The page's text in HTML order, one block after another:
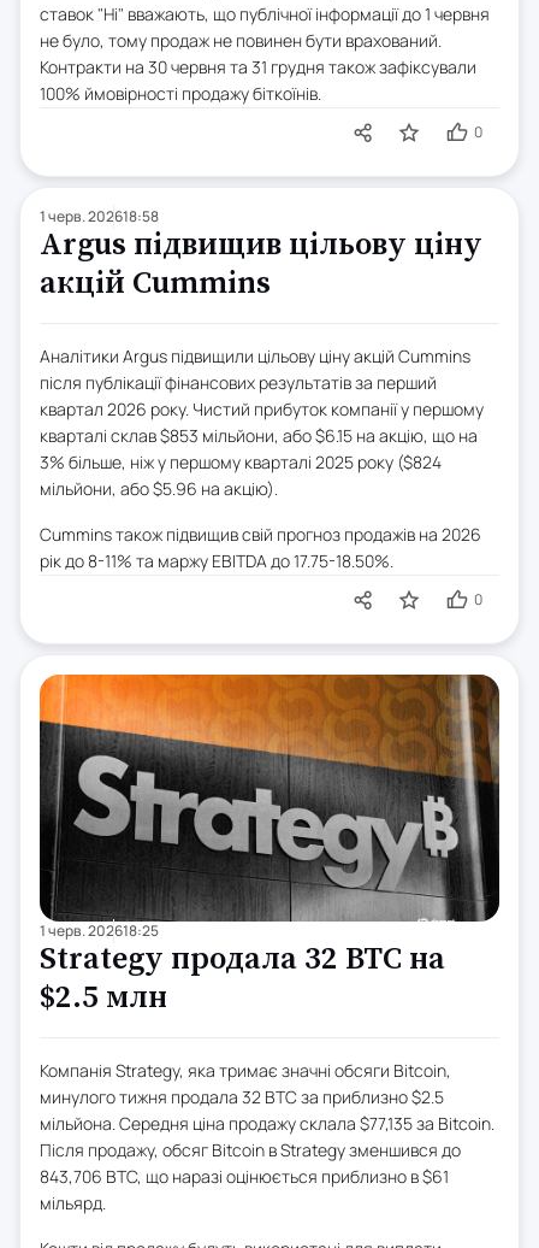
ставок "Ні" вважають, що публічної інформації до 1 червня
не було, тому продаж не повинен бути врахований.
Контракти на 30 червня та 31 грудня також зафіксували
100% ймовірності продажу біткоїнів.
0
1 черв. 202618:58
Argus підвищив цільову ціну
акцій Cummins
Аналітики Argus підвищили цільову ціну акцій Cummins
після публікації фінансових результатів за перший
квартал 2026 року. Чистий прибуток компанії у першому
кварталі склав $853 мільйони, або $6.15 на акцію, що на
3% більше, ніж у першому кварталі 2025 року ($824
мільйони, або $5.96 на акцію).
Cummins також підвищив свій прогноз продажів на 2026
рік до 8-11% та маржу EBITDA до 17.75-18.50%.
0
1 черв. 202618:25
Strategy продала 32 BTC на
$2.5 млн
Компанія Strategy, яка тримає значні обсяги Bitcoin,
минулого тижня продала 32 BTC за приблизно $2.5
мільйона. Середня ціна продажу склала $77,135 за Bitcoin.
Після продажу, обсяг Bitcoin в Strategy зменшився до
843,706 BTC, що наразі оцінюється приблизно в $61
мільярд.